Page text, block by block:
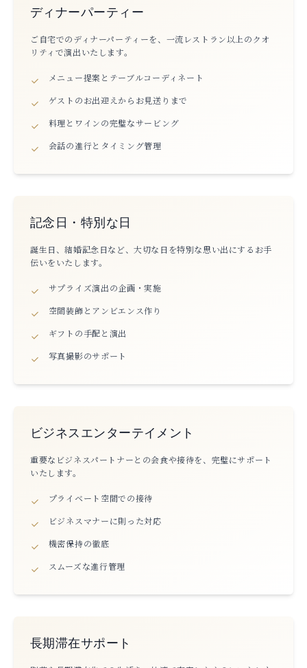
ディナーパーティー
ご自宅でのディナーパーティーを、一流レストラン以上のクオ
リティで演出いたします。
メニュー提案とテーブルコーディネート
ゲストのお出迎えからお見送りまで
料理とワインの完璧なサービング
会話の進行とタイミング管理
記念日・特別な日
誕生日、結婚記念日など、大切な日を特別な思い出にするお手
伝いをいたします。
サプライズ演出の企画・実施
空間装飾とアンビエンス作り
ギフトの手配と演出
写真撮影のサポート
ビジネスエンターテイメント
重要なビジネスパートナーとの会食や接待を、完璧にサポート
いたします。
プライベート空間での接待
ビジネスマナーに則った対応
機密保持の徹底
スムーズな進行管理
長期滞在サポート